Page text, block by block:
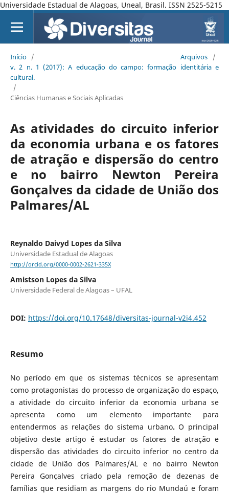
Universidade Estadual de Alagoas, Uneal, Brasil. ISSN 2525-5215
Início / Arquivos
/
v. 2 n. 1 (2017): A educação do campo: formação identitária e
cultural.
/
Ciências Humanas e Sociais Aplicadas
As atividades do circuito inferior
da economia urbana e os fatores
de atração e dispersão do centro
e no bairro Newton Pereira
Gonçalves da cidade de União dos
Palmares/AL
Reynaldo Daivyd Lopes da Silva
Universidade Estadual de Alagoas
http://orcid.org/0000-0002-2621-335X
Amistson Lopes da Silva
Universidade Federal de Alagoas – UFAL
DOI: https://doi.org/10.17648/diversitas-journal-v2i4.452
Resumo
No período em que os sistemas técnicos se apresentam
como protagonistas do processo de organização do espaço,
a atividade do circuito inferior da economia urbana se
apresenta como um elemento importante para
entendermos as relações do sistema urbano. O principal
objetivo deste artigo é estudar os fatores de atração e
dispersão das atividades do circuito inferior no centro da
cidade de União dos Palmares/AL e no bairro Newton
Pereira Gonçalves criado pela remoção de dezenas de
famílias que residiam as margens do rio Mundaú e foram